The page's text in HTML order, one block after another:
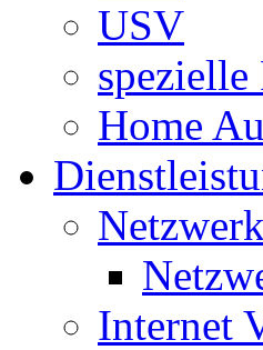
USV
spezielle
Home
Internet